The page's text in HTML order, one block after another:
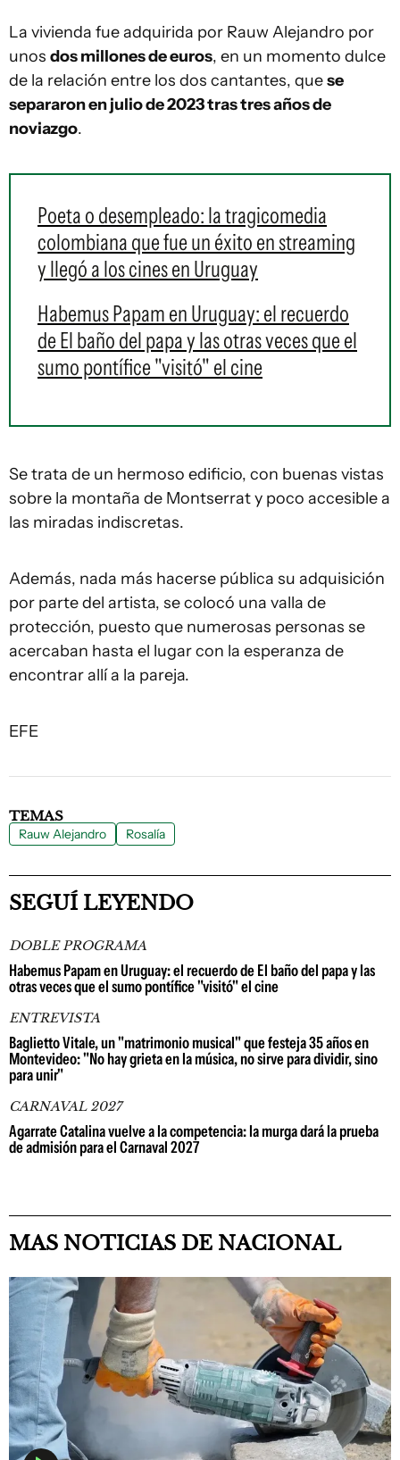
La vivienda fue adquirida por Rauw Alejandro por
unos dos millones de euros, en un momento dulce
de la relación entre los dos cantantes, quese
separaron en julio de 2023 tras tres años de
noviazgo.
Poeta o desempleado: la tragicomedia
colombiana que fue un éxito en streaming
y llegó a los cines en Uruguay
Habemus Papam en Uruguay: el recuerdo
de El baño del papa y las otras veces que el
sumo pontífice "visitó" el cine
Se trata de un hermoso edificio, con buenas vistas
sobre la montaña de Montserrat y poco accesible a
las miradas indiscretas.
Además, nada más hacerse pública su adquisición
por parte del artista, se colocó una valla de
protección, puesto que numerosas personas se
acercaban hasta el lugar con la esperanza de
encontrar allí a la pareja.
EFE
TEMAS
Rauw Alejandro Rosalía
SEGUÍ LEYENDO
DOBLE PROGRAMA
Habemus Papam en Uruguay: el recuerdo de El baño del papa y las
otras veces que el sumo pontífice "visitó" el cine
ENTREVISTA
Baglietto Vitale, un "matrimonio musical" que festeja 35 años en
Montevideo: "No hay grieta en la música, no sirve para dividir, sino
para unir"
CARNAVAL 2027
Agarrate Catalina vuelve a la competencia: la murga dará la prueba
de admisión para el Carnaval 2027
MAS NOTICIAS DE NACIONAL